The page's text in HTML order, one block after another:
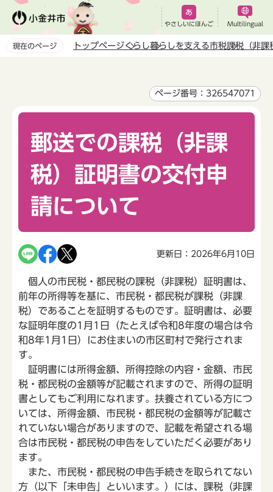
ペ
やさしいにほんご Multilingual
現在のページ トップページくらし暮らしを支える市税課税（非課
ページ番号：326547071
郵送での課税（非課
税）証明書の交付申
請について
更新日：2026年6月10日
個人の市民税・都民税の課税（非課税）証明書は、
前年の所得等を基に、市民税・都民税が課税（非課
税）であることを証明するものです。証明書は、必要
な証明年度の1月1日（たとえば令和8年度の場合は令
和8年1月1日）にお住まいの市区町村で発行されま
す。
証明書には所得金額、所得控除の内容・金額、市民
税・都民税の金額等が記載されますので、所得の証明
書としてもご利用になれます。扶養されている方につ
いては、所得金額、市民税・都民税の金額等が記載さ
れていない場合がありますので、記載を希望される場
合は市民税・都民税の申告をしていただく必要があり
ます。
また、市民税・都民税の申告手続きを取られてない
方（以下「未申告」といいます。）には、課税（非課